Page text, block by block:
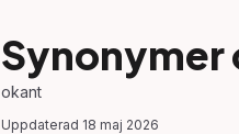
Synonymer
okant
Uppdaterad 18 maj 2026